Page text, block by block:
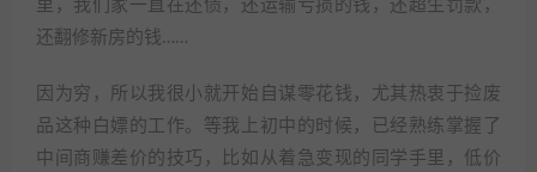
里，我们家一直在还债，还运输亏损的钱，还超生罚款，
还翻修新房的钱……
因为穷，所以我很小就开始自谋零花钱，尤其热衷于捡废
品这种白嫖的工作。等我上初中的时候，已经熟练掌握了
中间商赚差价的技巧，比如从着急变现的同学手里，低价